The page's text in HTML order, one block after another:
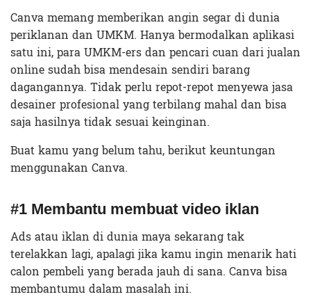
Canva memang memberikan angin segar di dunia
periklanan dan UMKM. Hanya bermodalkan aplikasi
satu ini, para UMKM-ers dan pencari cuan dari jualan
online sudah bisa mendesain sendiri barang
dagangannya. Tidak perlu repot-repot menyewa jasa
desainer profesional yang terbilang mahal dan bisa
saja hasilnya tidak sesuai keinginan.
Buat kamu yang belum tahu, berikut keuntungan
menggunakan Canva.
#1 Membantu membuat video iklan
Ads atau iklan di dunia maya sekarang tak
terelakkan lagi, apalagi jika kamu ingin menarik hati
calon pembeli yang berada jauh di sana. Canva bisa
membantumu dalam masalah ini.